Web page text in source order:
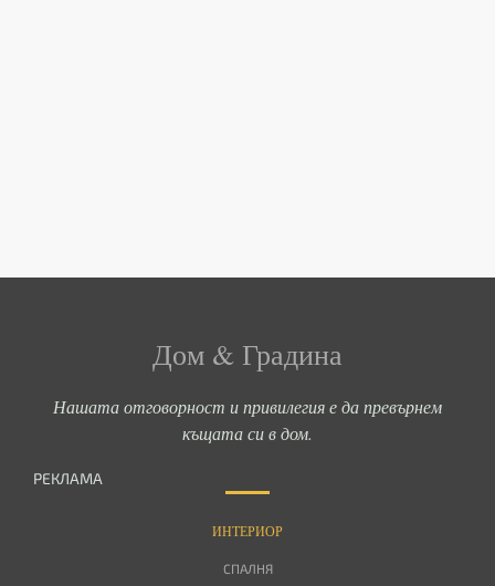
Дом & Градина
Нашата отговорност и привилегия е да превърнем
къщата си в дом.
РЕКЛАМА
ИНТЕРИОР
СПАЛНЯ